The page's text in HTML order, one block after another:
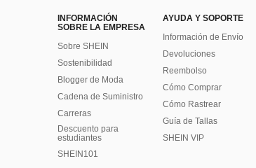
INFORMACIÓN
SOBRE LA EMPRESA
Sobre SHEIN
Sostenibilidad
Blogger de Moda
Cadena de Suministro
Carreras
Descuento para
estudiantes
SHEIN101
AYUDA Y SOPORTE
Información de Envío
Devoluciones
Reembolso
Cómo Comprar
Cómo Rastrear
Guía de Tallas
SHEIN VIP